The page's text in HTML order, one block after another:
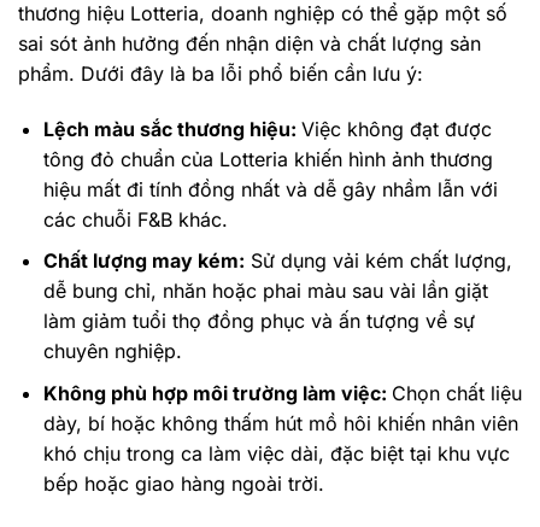
thương hiệu Lotteria, doanh nghiệp có thể gặp một số
sai sót ảnh hưởng đến nhận diện và chất lượng sản
phẩm. Dưới đây là ba lỗi phổ biến cần lưu ý:
Lệch màu sắc thương hiệu: Việc không đạt được
tông đỏ chuẩn của Lotteria khiến hình ảnh thương
hiệu mất đi tính đồng nhất và dễ gây nhầm lẫn với
các chuỗi F&B khác.
Chất lượng may kém: Sử dụng vải kém chất lượng,
dễ bung chỉ, nhăn hoặc phai màu sau vài lần giặt
làm giảm tuổi thọ đồng phục và ấn tượng về sự
chuyên nghiệp.
Không phù hợp môi trường làm việc: Chọn chất liệu
dày, bí hoặc không thấm hút mồ hôi khiến nhân viên
khó chịu trong ca làm việc dài, đặc biệt tại khu vực
bếp hoặc giao hàng ngoài trời.